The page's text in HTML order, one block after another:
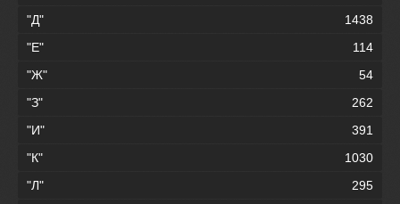
"Д"
1438
"Е"
114
"Ж"
54
"З"
262
"И"
391
"К"
1030
"Л"
295